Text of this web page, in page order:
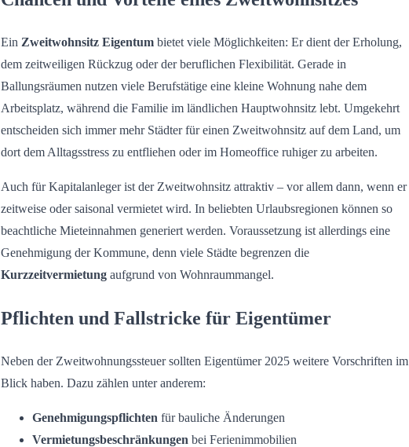
Ein Zweitwohnsitz Eigentum bietet viele Möglichkeiten: Er dient der Erholung,
dem zeitweiligen Rückzug oder der beruflichen Flexibilität. Gerade in
Ballungsräumen nutzen viele Berufstätige eine kleine Wohnung nahe dem
Arbeitsplatz, während die Familie im ländlichen Hauptwohnsitz lebt. Umgekehrt
entscheiden sich immer mehr Städter für einen Zweitwohnsitz auf dem Land, um
dort dem Alltagsstress zu entfliehen oder im Homeoffice ruhiger zu arbeiten.
Auch für Kapitalanleger ist der Zweitwohnsitz attraktiv – vor allem dann, wenn er
zeitweise oder saisonal vermietet wird. In beliebten Urlaubsregionen können so
beachtliche Mieteinnahmen generiert werden. Voraussetzung ist allerdings eine
Genehmigung der Kommune, denn viele Städte begrenzen die
Kurzzeitvermietung aufgrund von Wohnraummangel.
Pflichten und Fallstricke für Eigentümer
Neben der Zweitwohnungssteuer sollten Eigentümer 2025 weitere Vorschriften im
Blick haben. Dazu zählen unter anderem:
Genehmigungspflichten für bauliche Änderungen
Vermietungsbeschränkungen bei Ferienimmobilien